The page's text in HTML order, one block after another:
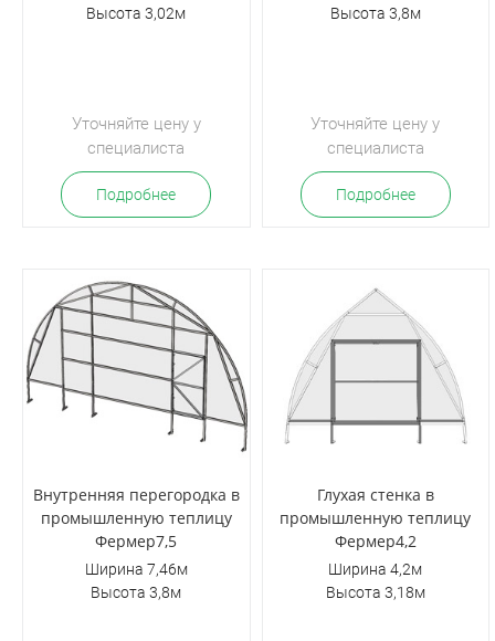
Высота 3,02м
Уточняйте цену у
специалиста
Подробнее
Высота 3,8м
Уточняйте цену у
специалиста
Подробнее
Внутренняя перегородка в
промышленную теплицу
Фермер7,5
Ширина 7,46м
Высота 3,8м
Глухая стенка в
промышленную теплицу
Фермер4,2
Ширина 4,2м
Высота 3,18м